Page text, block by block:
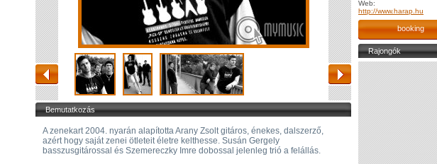
Bemutatkozás
A zenekart 2004. nyarán alapította Arany Zsolt gitáros, énekes, dalszerző,
azért hogy saját zenei ötleteit életre kelthesse. Susán Gergely
basszusgitárossal és Szemereczky Imre dobossal jelenleg trió a felállás.
Web:
http://www.harap.hu
booking
Rajongók